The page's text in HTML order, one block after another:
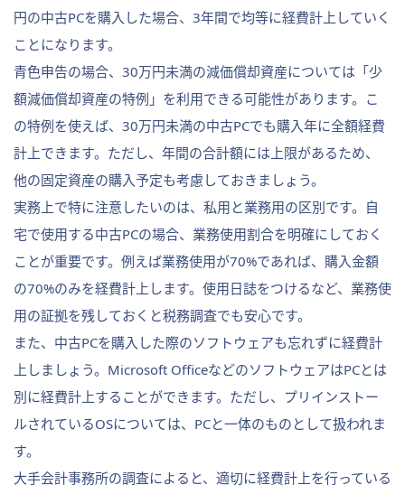
円の中古PCを購入した場合、3年間で均等に経費計上していく
ことになります。
青色申告の場合、30万円未満の減価償却資産については「少
額減価償却資産の特例」を利用できる可能性があります。こ
の特例を使えば、30万円未満の中古PCでも購入年に全額経費
計上できます。ただし、年間の合計額には上限があるため、
他の固定資産の購入予定も考慮しておきましょう。
実務上で特に注意したいのは、私用と業務用の区別です。自
宅で使用する中古PCの場合、業務使用割合を明確にしておく
ことが重要です。例えば業務使用が70%であれば、購入金額
の70%のみを経費計上します。使用日誌をつけるなど、業務使
用の証拠を残しておくと税務調査でも安心です。
また、中古PCを購入した際のソフトウェアも忘れずに経費計
上しましょう。Microsoft OfficeなどのソフトウェアはPCとは
別に経費計上することができます。ただし、プリインストー
ルされているOSについては、PCと一体のものとして扱われま
す。
大手会計事務所の調査によると、適切に経費計上を行っている